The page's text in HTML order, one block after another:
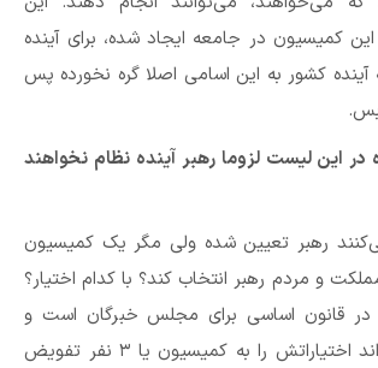
کمیسیون در جامعه ایجاد شده، برای آینده
کشور به این اسامی اصلا گره نخورده پس
این لیست لزوما رهبر آینده نظام نخواهند
رهبر تعیین شده ولی مگر یک کمیسیون
و مردم رهبر انتخاب کند؟ با کدام اختیار؟
در قانون اساسی برای مجلس خبرگان است و
مجلس هم نمی‌تواند اختیاراتش را به کمیسیون یا ۳ نفر تفویض